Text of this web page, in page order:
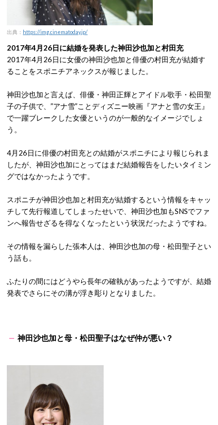
出典： https://img.cinematoday.jp/
2017年4月26日に結婚を発表した神田沙也加と村田充
2017年4月26日に女優の神田沙也加と俳優の村田充が結婚す
ることをスポニチアネックスが報じました。
神田沙也加と言えば、俳優・神田正輝とアイドル歌手・松田聖
子の子供で、”アナ雪”ことディズニー映画『アナと雪の女王』
で一躍ブレークした女優というのが一般的なイメージでしょ
う。
4月26日に俳優の村田充との結婚がスポニチにより報じられま
したが、神田沙也加にとってはまだ結婚報告をしたいタイミン
グではなかったようです。
スポニチが神田沙也加と村田充が結婚するという情報をキャッ
チして先行報道してしまったせいで、神田沙也加もSNSでファ
ンへ報告せざるを得なくなったという状況だったようですね。
その情報を漏らした張本人は、神田沙也加の母・松田聖子とい
う話も。
ふたりの間にはどうやら長年の確執があったようですが、結婚
発表でさらにその溝が浮き彫りとなりました。
神田沙也加と母・松田聖子はなぜ仲が悪い？